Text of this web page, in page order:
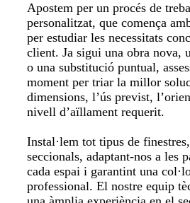
Apostem per un procés de
personalitzat, que comença
per estudiar les necessitats
client. Ja sigui una obra nova,
o una substitució puntual,
moment per triar la millor
dimensions, l’ús previst,
nivell d’aïllament requerit.
Instal·lem tot tipus de
seccionals, adaptant-nos a les
cada espai i garantint una
professional. El nostre equip